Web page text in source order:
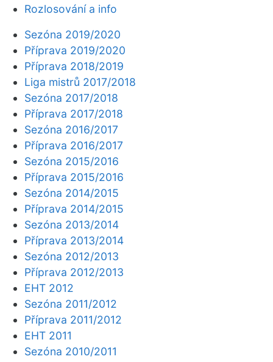
Rozlosování a info
Sezóna 2019/2020
Příprava 2019/2020
Příprava 2018/2019
Liga mistrů 2017/2018
Sezóna 2017/2018
Příprava 2017/2018
Sezóna 2016/2017
Příprava 2016/2017
Sezóna 2015/2016
Příprava 2015/2016
Sezóna 2014/2015
Příprava 2014/2015
Sezóna 2013/2014
Příprava 2013/2014
Sezóna 2012/2013
Příprava 2012/2013
EHT 2012
Sezóna 2011/2012
Příprava 2011/2012
EHT 2011
Sezóna 2010/2011